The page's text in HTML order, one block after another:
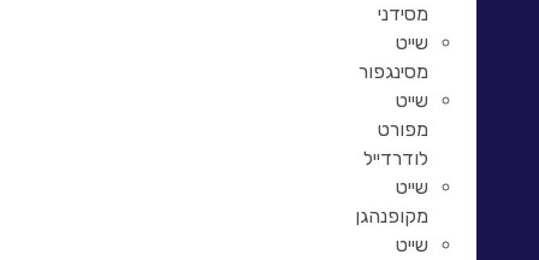
מסידני
שייט
מסינגפור
שייט
מפורט
לודרדייל
שייט
מקופנהגן
שייט